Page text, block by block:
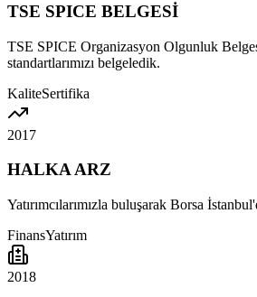
TSE SPICE BELGESİ
TSE SPICE Organizasyon Olgunluk
standartlarımızı belgeledik.
KaliteSertifika
2017
HALKA ARZ
Yatırımcılarımızla buluşarak Borsa
FinansYatırım
2018